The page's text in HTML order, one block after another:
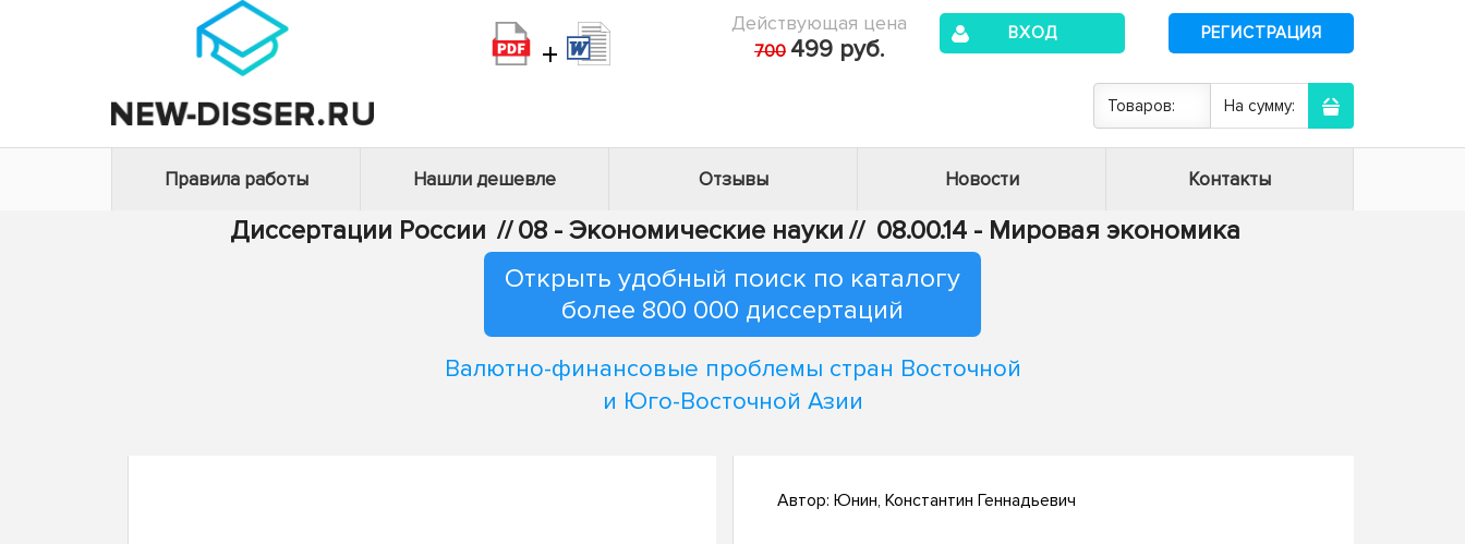
+
Действующая цена
700 499 руб.
ВХОД РЕГИСТРАЦИЯ
Товаров: На сумму:
Правила работы Нашли дешевле Отзывы Новости Контакты
Диссертации России // 08 - Экономические науки // 08.00.14 - Мировая экономика
Открыть удобный поиск по каталогу
более 800 000 диссертаций
Валютно-финансовые проблемы стран Восточной
и Юго-Восточной Азии
Автор: Юнин, Константин Геннадьевич